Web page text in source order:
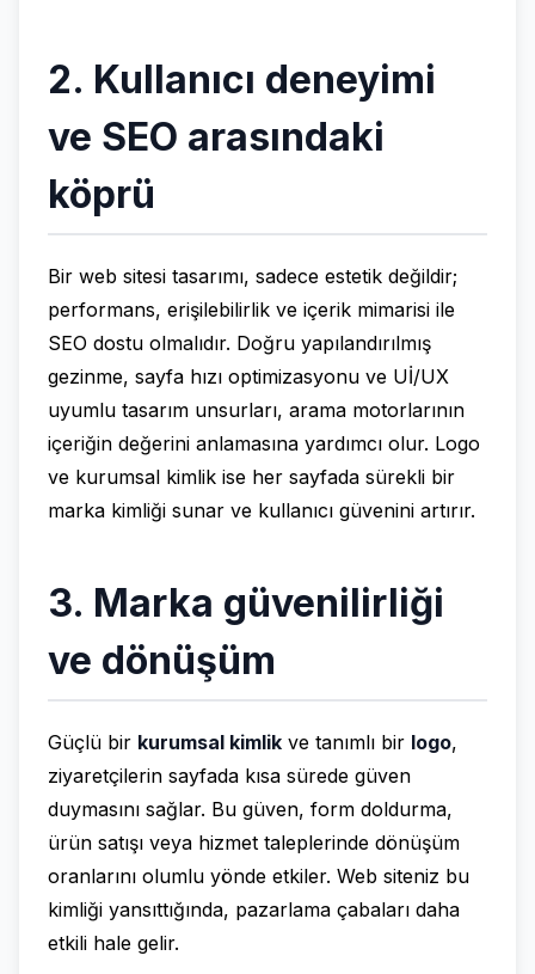
2. Kullanıcı deneyimi
ve SEO arasındaki
köprü
Bir web sitesi tasarımı, sadece estetik değildir;
performans, erişilebilirlik ve içerik mimarisi ile
SEO dostu olmalıdır. Doğru yapılandırılmış
gezinme, sayfa hızı optimizasyonu ve Uİ/UX
uyumlu tasarım unsurları, arama motorlarının
içeriğin değerini anlamasına yardımcı olur. Logo
ve kurumsal kimlik ise her sayfada sürekli bir
marka kimliği sunar ve kullanıcı güvenini artırır.
3. Marka güvenilirliği
ve dönüşüm
Güçlü bir kurumsal kimlik ve tanımlı bir logo,
ziyaretçilerin sayfada kısa sürede güven
duymasını sağlar. Bu güven, form doldurma,
ürün satışı veya hizmet taleplerinde dönüşüm
oranlarını olumlu yönde etkiler. Web siteniz bu
kimliği yansıttığında, pazarlama çabaları daha
etkili hale gelir.